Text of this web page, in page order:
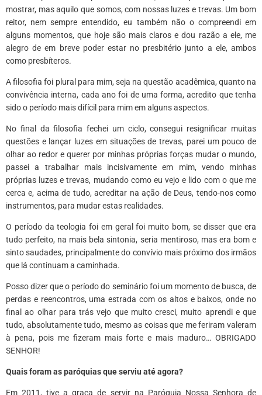
mostrar, mas aquilo que somos, com nossas luzes e trevas. Um bom
reitor, nem sempre entendido, eu também não o compreendi em
alguns momentos, que hoje são mais claros e dou razão a ele, me
alegro de em breve poder estar no presbitério junto a ele, ambos
como presbíteros.
A filosofia foi plural para mim, seja na questão acadêmica, quanto na
convivência interna, cada ano foi de uma forma, acredito que tenha
sido o período mais difícil para mim em alguns aspectos.
No final da filosofia fechei um ciclo, consegui resignificar muitas
questões e lançar luzes em situações de trevas, parei um pouco de
olhar ao redor e querer por minhas próprias forças mudar o mundo,
passei a trabalhar mais incisivamente em mim, vendo minhas
próprias luzes e trevas, mudando como eu vejo e lido com o que me
cerca e, acima de tudo, acreditar na ação de Deus, tendo-nos como
instrumentos, para mudar estas realidades.
O período da teologia foi em geral foi muito bom, se disser que era
tudo perfeito, na mais bela sintonia, seria mentiroso, mas era bom e
sinto saudades, principalmente do convívio mais próximo dos irmãos
que lá continuam a caminhada.
Posso dizer que o período do seminário foi um momento de busca, de
perdas e reencontros, uma estrada com os altos e baixos, onde no
final ao olhar para trás vejo que muito cresci, muito aprendi e que
tudo, absolutamente tudo, mesmo as coisas que me feriram valeram
à pena, pois me fizeram mais forte e mais maduro… OBRIGADO
SENHOR!
Quais foram as paróquias que serviu até agora?
Em 2011, tive a graça de servir na Paróquia Nossa Senhora de